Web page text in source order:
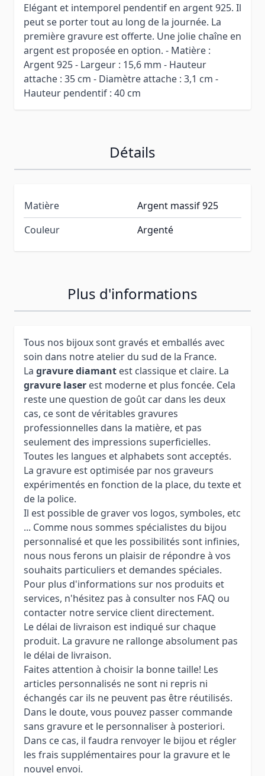
Elégant et intemporel pendentif en argent 925. Il
peut se porter tout au long de la journée. La
première gravure est offerte. Une jolie chaîne en
argent est proposée en option. - Matière :
Argent 925 - Largeur : 15,6 mm - Hauteur
attache : 35 cm - Diamètre attache : 3,1 cm -
Hauteur pendentif : 40 cm
Détails
Matière
Argent massif 925
Couleur
Argenté
Plus d'informations
Tous nos bijoux sont gravés et emballés avec
soin dans notre atelier du sud de la France.
La gravure diamant est classique et claire. La
gravure laser est moderne et plus foncée. Cela
reste une question de goût car dans les deux
cas, ce sont de véritables gravures
professionnelles dans la matière, et pas
seulement des impressions superficielles.
Toutes les langues et alphabets sont acceptés.
La gravure est optimisée par nos graveurs
expérimentés en fonction de la place, du texte et
de la police.
Il est possible de graver vos logos, symboles, etc
... Comme nous sommes spécialistes du bijou
personnalisé et que les possibilités sont infinies,
nous nous ferons un plaisir de répondre à vos
souhaits particuliers et demandes spéciales.
Pour plus d'informations sur nos produits et
services, n'hésitez pas à consulter nos FAQ ou
contacter notre service client directement.
Le délai de livraison est indiqué sur chaque
produit. La gravure ne rallonge absolument pas
le délai de livraison.
Faites attention à choisir la bonne taille! Les
articles personnalisés ne sont ni repris ni
échangés car ils ne peuvent pas être réutilisés.
Dans le doute, vous pouvez passer commande
sans gravure et le personnaliser à posteriori.
Dans ce cas, il faudra renvoyer le bijou et régler
les frais supplémentaires pour la gravure et le
nouvel envoi.